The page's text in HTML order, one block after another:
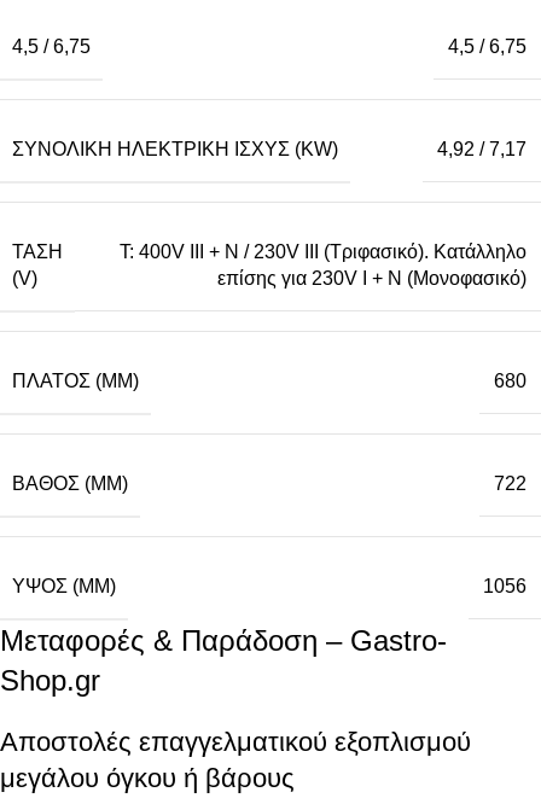
4,5 / 6,75 4,5 / 6,75
ΣΥΝΟΛΙΚΉ ΗΛΕΚΤΡΙΚΉ ΙΣΧΎΣ (KW) 4,92 / 7,17
ΤΆΣΗ
(V)
T: 400V III + N / 230V III (Τριφασικό). Κατάλληλο
επίσης για 230V I + N (Μονοφασικό)
ΠΛΆΤΟΣ (MM) 680
ΒΆΘΟΣ (MM) 722
ΥΨΟΣ (MM) 1056
Μεταφορές & Παράδοση – Gastro-
Shop.gr
Αποστολές επαγγελματικού εξοπλισμού
μεγάλου όγκου ή βάρους